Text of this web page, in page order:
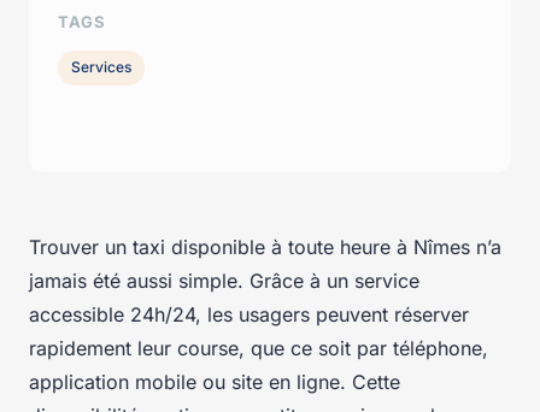
Trouver un taxi disponible à toute heure à Nîmes n’a
jamais été aussi simple. Grâce à un service
accessible 24h/24, les usagers peuvent réserver
rapidement leur course, que ce soit par téléphone,
application mobile ou site en ligne. Cette
TAGS
Services